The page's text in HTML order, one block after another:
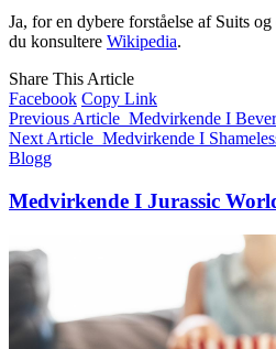
Ja, for en dybere forståelse af Suits
du konsultere Wikipedia.
Share This Article
Facebook Copy Link
Previous Article Medvirkende I
Next Article Medvirkende I
Blogg
Medvirkende I Jurassic